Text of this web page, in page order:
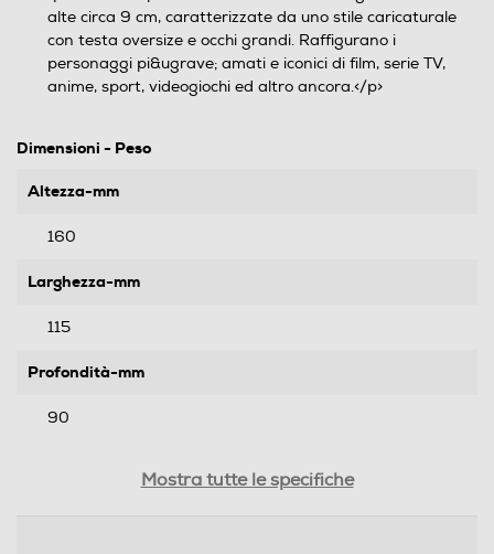
alte circa 9 cm, caratterizzate da uno stile caricaturale
con testa oversize e occhi grandi. Raffigurano i
personaggi pi&ugrave; amati e iconici di film, serie TV,
anime, sport, videogiochi ed altro ancora.</p>
Dimensioni - Peso
Altezza-mm
160
Larghezza-mm
115
Profondità-mm
90
Mostra tutte le specifiche